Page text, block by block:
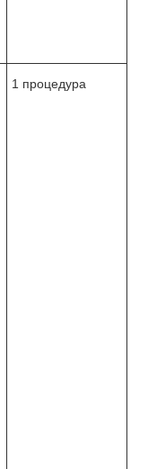
1 процедура